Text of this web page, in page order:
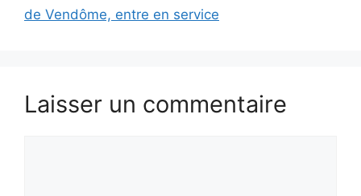
de Vendôme, entre en service
Laisser un commentaire